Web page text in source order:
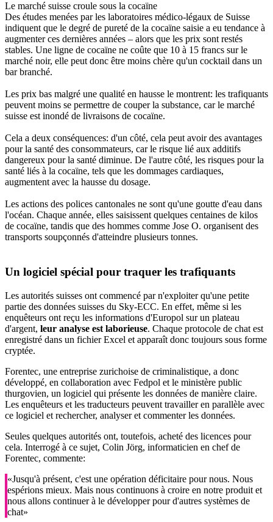
Le marché suisse croule sous la cocaïne
Des études menées par les laboratoires médico-légaux de Suisse
indiquent que le degré de pureté de la cocaïne saisie a eu tendance à
augmenter ces dernières années – alors que les prix sont restés
stables. Une ligne de cocaïne ne coûte que 10 à 15 francs sur le
marché noir, elle peut donc être moins chère qu'un cocktail dans un
bar branché.
Les prix bas malgré une qualité en hausse le montrent: les trafiquants
peuvent moins se permettre de couper la substance, car le marché
suisse est inondé de livraisons de cocaïne.
Cela a deux conséquences: d'un côté, cela peut avoir des avantages
pour la santé des consommateurs, car le risque lié aux additifs
dangereux pour la santé diminue. De l'autre côté, les risques pour la
santé liés à la cocaïne, tels que les dommages cardiaques,
augmentent avec la hausse du dosage.
Les actions des polices cantonales ne sont qu'une goutte d'eau dans
l'océan. Chaque année, elles saisissent quelques centaines de kilos
de cocaïne, tandis que des hommes comme Jose O. organisent des
transports soupçonnés d'atteindre plusieurs tonnes.
Un logiciel spécial pour traquer les trafiquants
Les autorités suisses ont commencé par n'exploiter qu'une petite
partie des données suisses du Sky-ECC. En effet, même si les
enquêteurs ont reçu les informations d'Europol sur un plateau
d'argent, leur analyse est laborieuse. Chaque protocole de chat est
enregistré dans un fichier Excel et apparaît donc toujours sous forme
cryptée.
Forentec, une entreprise zurichoise de criminalistique, a donc
développé, en collaboration avec Fedpol et le ministère public
thurgovien, un logiciel qui présente les données de manière claire.
Les enquêteurs et les traducteurs peuvent travailler en parallèle avec
ce logiciel et rechercher, analyser et commenter les données.
Seules quelques autorités ont, toutefois, acheté des licences pour
cela. Interrogé à ce sujet, Colin Jörg, informaticien en chef de
Forentec, commente:
«Jusqu'à présent, c'est une opération déficitaire pour nous. Nous
espérions mieux. Mais nous continuons à croire en notre produit et
nous allons continuer à le développer pour d'autres systèmes de
chat»